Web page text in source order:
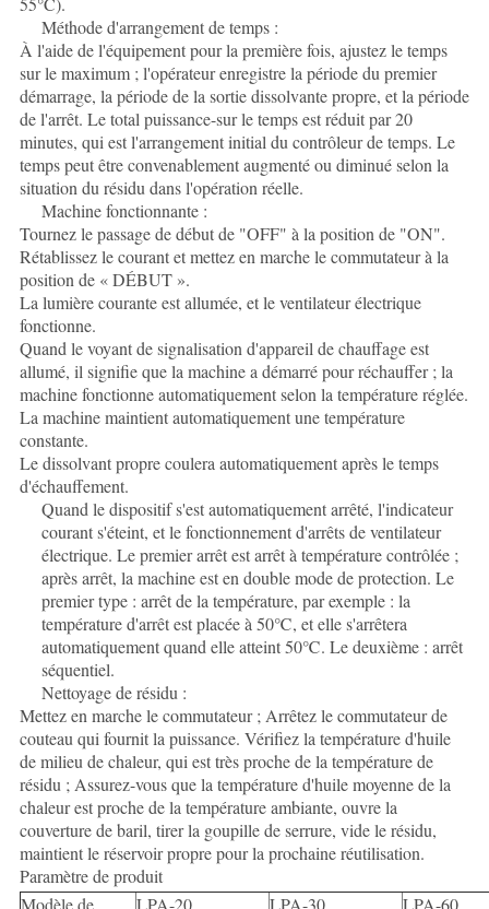
Méthode d'arrangement de temps :
À l'aide de l'équipement pour la première fois, ajustez le temps
sur le maximum ; l'opérateur enregistre la période du premier
démarrage, la période de la sortie dissolvante propre, et la période
de l'arrêt. Le total puissance-sur le temps est réduit par 20
minutes, qui est l'arrangement initial du contrôleur de temps. Le
temps peut être convenablement augmenté ou diminué selon la
situation du résidu dans l'opération réelle.
Machine fonctionnante :
Tournez le passage de début de "OFF" à la position de "ON".
Rétablissez le courant et mettez en marche le commutateur à la
position de « DÉBUT ».
La lumière courante est allumée, et le ventilateur électrique
fonctionne.
Quand le voyant de signalisation d'appareil de chauffage est
allumé, il signifie que la machine a démarré pour réchauffer ; la
machine fonctionne automatiquement selon la température réglée.
La machine maintient automatiquement une température
constante.
Le dissolvant propre coulera automatiquement après le temps
d'échauffement.
Quand le dispositif s'est automatiquement arrêté, l'indicateur
courant s'éteint, et le fonctionnement d'arrêts de ventilateur
électrique. Le premier arrêt est arrêt à température contrôlée ;
après arrêt, la machine est en double mode de protection. Le
premier type : arrêt de la température, par exemple : la
température d'arrêt est placée à 50℃, et elle s'arrêtera
automatiquement quand elle atteint 50℃. Le deuxième : arrêt
séquentiel.
Nettoyage de résidu :
Mettez en marche le commutateur ; Arrêtez le commutateur de
couteau qui fournit la puissance. Vérifiez la température d'huile
de milieu de chaleur, qui est très proche de la température de
résidu ; Assurez-vous que la température d'huile moyenne de la
chaleur est proche de la température ambiante, ouvre la
couverture de baril, tirer la goupille de serrure, vide le résidu,
maintient le réservoir propre pour la prochaine réutilisation.
Paramètre de produit